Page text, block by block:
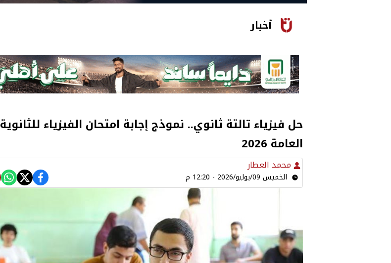
أخبار
حل فيزياء تالتة ثانوي.. نموذج إجابة امتحان الفيزياء للثانوية
العامة 2026
محمد العطار
الخميس 09/يوليو/2026 - 12:20 م